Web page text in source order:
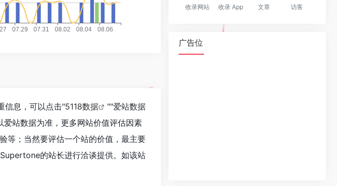
信息，可以点击"5118数据 ""爱站数据
站数据为准，更多网站价值评估因素
等；当然要评估一个站的价值，最主要
的站长进行洽谈提供。如该站
收录网站 收录 App 文章 访客
广告位